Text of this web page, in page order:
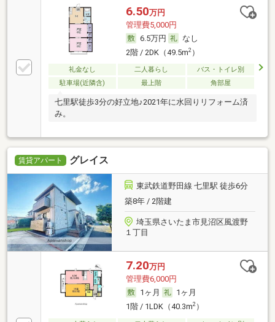
6.50万円
管理費5,000円
6.5万円
なし
2階 / 2DK（49.5m2）
礼金なし 二人暮らし
バス・トイレ別
駐車場(近隣含)
最上階 角部屋
七里駅徒歩3分の好立地♪2021年に水回りリフォーム済
み。
賃貸アパート グレイス
東武鉄道野田線 七里駅 徒歩6分
築8年 / 2階建
埼玉県さいたま市見沼区風渡野
１丁目
7.20万円
管理費6,000円
1ヶ月
1ヶ月
1階 / 1LDK（40.3m2）